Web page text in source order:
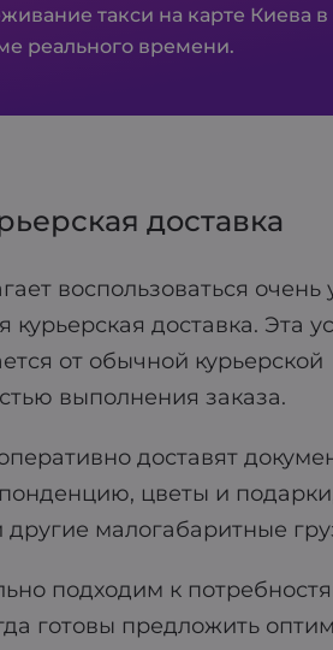
такси на карте Киева в
реального времени.
доставка
воспользоваться очень
курьерская доставка. Эта
от обычной курьерской
выполнения заказа.
доставят
цветы и
другие малогабаритные
подходим к
готовы предложить